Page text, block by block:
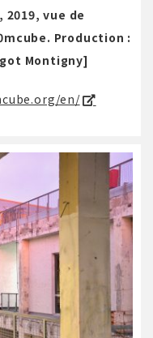
vue de
Production :
Montigny]
en/